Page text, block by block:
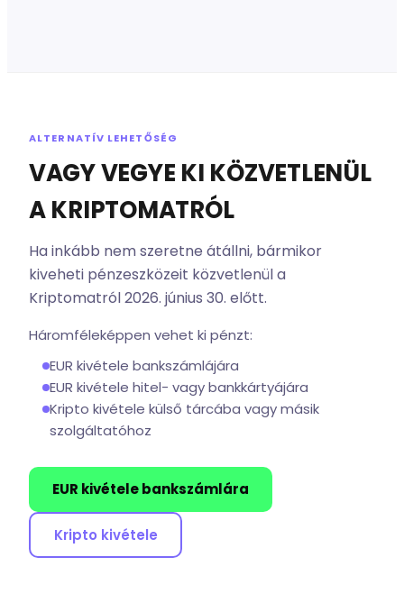
ALTERNATÍV LEHETŐSÉG
VAGY VEGYE KI KÖZVETLENÜL
A KRIPTOMATRÓL
Ha inkább nem szeretne átállni, bármikor
kiveheti pénzeszközeit közvetlenül a
Kriptomatról 2026. június 30. előtt.
Háromféleképpen vehet ki pénzt:
EUR kivétele bankszámlájára
EUR kivétele hitel- vagy bankkártyájára
Kripto kivétele külső tárcába vagy másik
szolgáltatóhoz
EUR kivétele bankszámlára
Kripto kivétele